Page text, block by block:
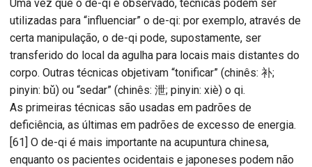
Uma vez que o de-qi é observado, técnicas podem ser
utilizadas para “influenciar” o de-qi: por exemplo, através de
certa manipulação, o de-qi pode, supostamente, ser
transferido do local da agulha para locais mais distantes do
corpo. Outras técnicas objetivam “tonificar” (chinês: 补;
pinyin: bǔ) ou “sedar” (chinês: 泄; pinyin: xiè) o qi.
As primeiras técnicas são usadas em padrões de
deficiência, as últimas em padrões de excesso de energia.
[61] O de-qi é mais importante na acupuntura chinesa,
enquanto os pacientes ocidentais e japoneses podem não